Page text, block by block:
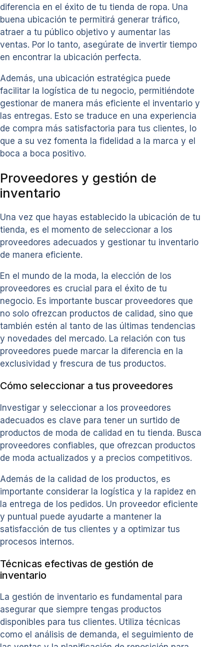
diferencia en el éxito de tu tienda de ropa. Una
buena ubicación te permitirá generar tráfico,
atraer a tu público objetivo y aumentar las
ventas. Por lo tanto, asegúrate de invertir tiempo
en encontrar la ubicación perfecta.
Además, una ubicación estratégica puede
facilitar la logística de tu negocio, permitiéndote
gestionar de manera más eficiente el inventario y
las entregas. Esto se traduce en una experiencia
de compra más satisfactoria para tus clientes, lo
que a su vez fomenta la fidelidad a la marca y el
boca a boca positivo.
Proveedores y gestión de
inventario
Una vez que hayas establecido la ubicación de tu
tienda, es el momento de seleccionar a los
proveedores adecuados y gestionar tu inventario
de manera eficiente.
En el mundo de la moda, la elección de los
proveedores es crucial para el éxito de tu
negocio. Es importante buscar proveedores que
no solo ofrezcan productos de calidad, sino que
también estén al tanto de las últimas tendencias
y novedades del mercado. La relación con tus
proveedores puede marcar la diferencia en la
exclusividad y frescura de tus productos.
Cómo seleccionar a tus proveedores
Investigar y seleccionar a los proveedores
adecuados es clave para tener un surtido de
productos de moda de calidad en tu tienda. Busca
proveedores confiables, que ofrezcan productos
de moda actualizados y a precios competitivos.
Además de la calidad de los productos, es
importante considerar la logística y la rapidez en
la entrega de los pedidos. Un proveedor eficiente
y puntual puede ayudarte a mantener la
satisfacción de tus clientes y a optimizar tus
procesos internos.
Técnicas efectivas de gestión de
inventario
La gestión de inventario es fundamental para
asegurar que siempre tengas productos
disponibles para tus clientes. Utiliza técnicas
como el análisis de demanda, el seguimiento de